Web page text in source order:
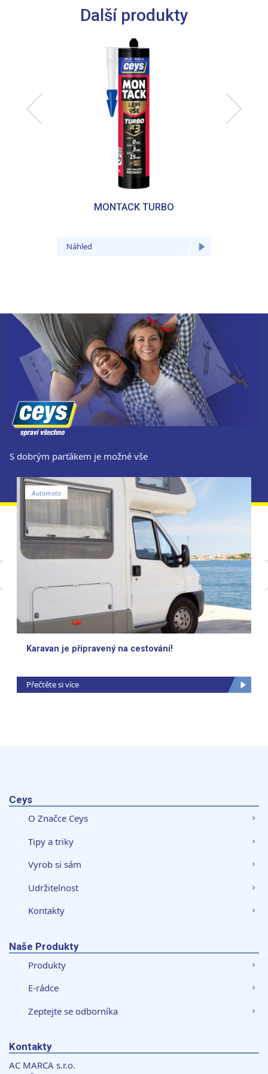
Další produkty
MONTACK TURBO
Náhled
S dobrým parťákem je možné vše
Automoto
Karavan je připravený na cestování!
Přečtěte si více
Ceys
O Značce Ceys
Tipy a triky
Vyrob si sám
Udržitelnost
Kontakty
Naše Produkty
Produkty
E-rádce
Zeptejte se odborníka
Kontakty
AC MARCA s.r.o.